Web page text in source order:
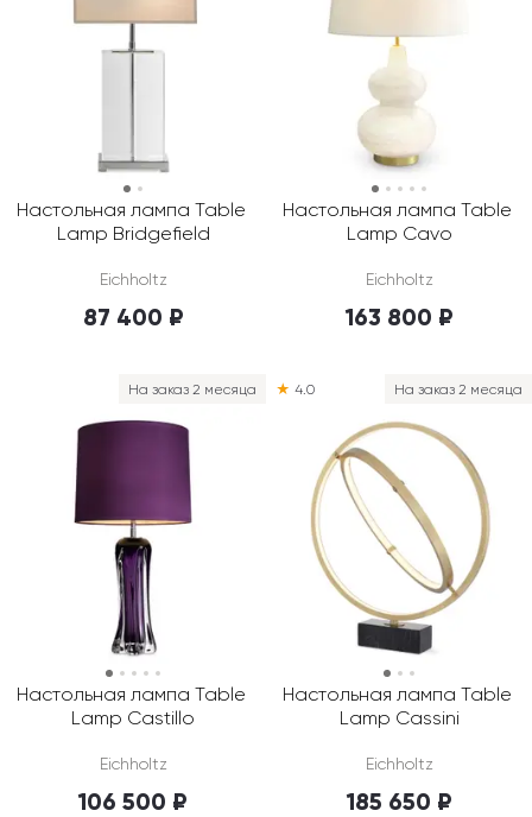
интерьером: от ярких комнат для малышей до
спален в сдержанном современном стиле для
старшеклассников. Мы работаем с
производителями напрямую и не завышаем цены.
Чтобы купить настольные лампы, заполните форму
заказа в корзине. Доступна бесплатная доставка
по Москве и Московской области.
Настольная лампа Table
Lamp Bridgefield
Eichholtz
87 400 ₽
Настольная лампа Table
Lamp Cavo
Eichholtz
163 800 ₽
Настольная лампа Table
Lamp Castillo
Eichholtz
106 500 ₽
На заказ 2 месяца
Настольная лампа Table
Lamp Cassini
Eichholtz
185 650 ₽
На заказ 2 месяца
★ 4.0